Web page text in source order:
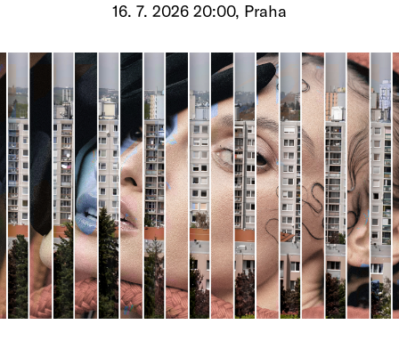
Pro děti
edu
Vše o ČT
16. 7. 2026 20:00, Praha